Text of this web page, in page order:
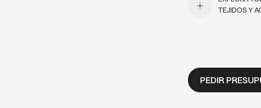
TEJIDOS Y
PEDIR